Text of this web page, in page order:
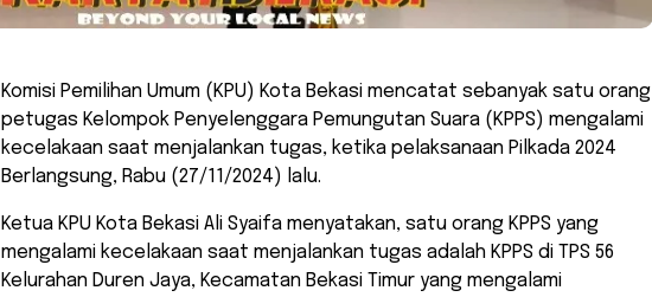
Komisi Pemilihan Umum (KPU) Kota Bekasi mencatat sebanyak satu orang
petugas Kelompok Penyelenggara Pemungutan Suara (KPPS) mengalami
kecelakaan saat menjalankan tugas, ketika pelaksanaan Pilkada 2024
Berlangsung, Rabu (27/11/2024) lalu.
Ketua KPU Kota Bekasi Ali Syaifa menyatakan, satu orang KPPS yang
mengalami kecelakaan saat menjalankan tugas adalah KPPS di TPS 56
Kelurahan Duren Jaya, Kecamatan Bekasi Timur yang mengalami